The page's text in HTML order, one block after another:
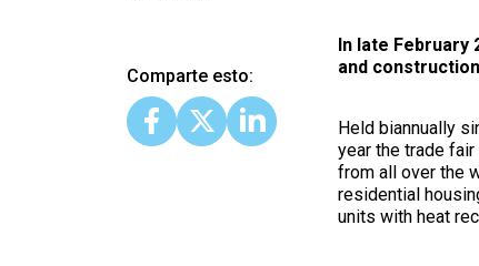
Comparte esto:
In late
and
Held biannually
year the trade
from all over the
residential
units with heat